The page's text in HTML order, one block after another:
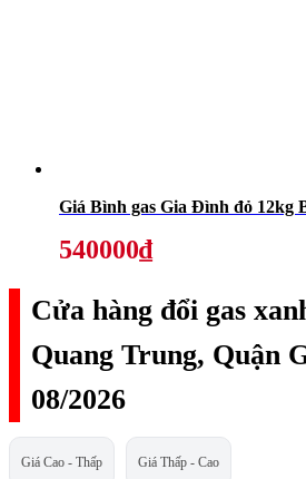
Giá Bình gas Gia Đình đỏ 12kg
540000₫
Cửa hàng đổi gas
Quang Trung, Quận
08/2026
Giá Cao - Thấp Giá Thấp - Cao